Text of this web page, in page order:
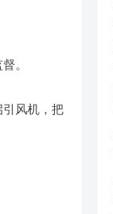
。
引风机，把